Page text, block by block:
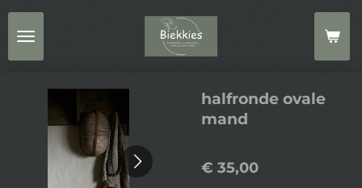
Ga
direct
naar
halfronde ovale
mand
€ 35,00